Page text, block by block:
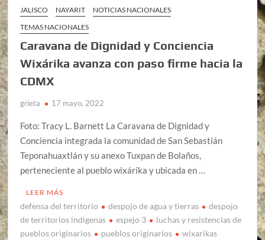
JALISCO
NAYARIT
NOTICIAS NACIONALES
TEMAS NACIONALES
Caravana de Dignidad y Conciencia
Wixárika avanza con paso firme hacia la
CDMX
grieta 17 mayo, 2022
Foto: Tracy L. Barnett La Caravana de Dignidad y
Conciencia integrada la comunidad de San Sebastián
Teponahuaxtlán y su anexo Tuxpan de Bolaños,
perteneciente al pueblo wixárika y ubicada en …
LEER MÁS
defensa del territorio despojo de agua y tierras
despojo
de territorios indigenas
espejo 3
luchas y resistencias de
pueblos originarios
pueblos originarios wixarikas